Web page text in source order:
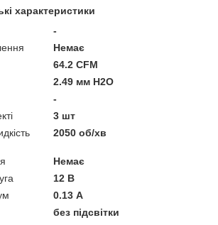
характеристики
-
Немає
64.2 CFM
2.49 мм H2O
-
3 шт
2050 об/хв
Немає
12 В
0.13 А
без підсвітки